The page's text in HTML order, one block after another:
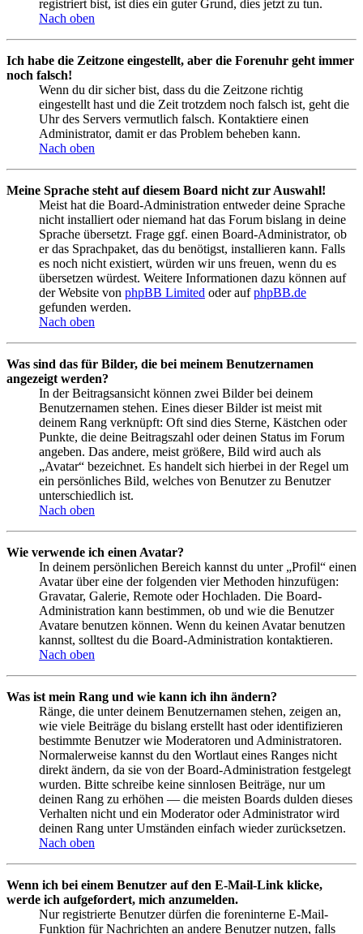
registriert bist, ist dies ein guter Grund, dies jetzt zu tun.
Nach oben
Ich habe die Zeitzone eingestellt, aber die Forenuhr geht immer
noch falsch!
Wenn du dir sicher bist, dass du die Zeitzone richtig
eingestellt hast und die Zeit trotzdem noch falsch ist, geht die
Uhr des Servers vermutlich falsch. Kontaktiere einen
Administrator, damit er das Problem beheben kann.
Nach oben
Meine Sprache steht auf diesem Board nicht zur Auswahl!
Meist hat die Board-Administration entweder deine Sprache
nicht installiert oder niemand hat das Forum bislang in deine
Sprache übersetzt. Frage ggf. einen Board-Administrator, ob
er das Sprachpaket, das du benötigst, installieren kann. Falls
es noch nicht existiert, würden wir uns freuen, wenn du es
übersetzen würdest. Weitere Informationen dazu können auf
der Website von phpBB Limited oder aufphpBB.de
gefunden werden.
Nach oben
Was sind das für Bilder, die bei meinem Benutzernamen
angezeigt werden?
In der Beitragsansicht können zwei Bilder bei deinem
Benutzernamen stehen. Eines dieser Bilder ist meist mit
deinem Rang verknüpft: Oft sind dies Sterne, Kästchen oder
Punkte, die deine Beitragszahl oder deinen Status im Forum
angeben. Das andere, meist größere, Bild wird auch als
„Avatar“ bezeichnet. Es handelt sich hierbei in der Regel um
ein persönliches Bild, welches von Benutzer zu Benutzer
unterschiedlich ist.
Nach oben
Wie verwende ich einen Avatar?
In deinem persönlichen Bereich kannst du unter „Profil“ einen
Avatar über eine der folgenden vier Methoden hinzufügen:
Gravatar, Galerie, Remote oder Hochladen. Die Board-
Administration kann bestimmen, ob und wie die Benutzer
Avatare benutzen können. Wenn du keinen Avatar benutzen
kannst, solltest du die Board-Administration kontaktieren.
Nach oben
Was ist mein Rang und wie kann ich ihn ändern?
Ränge, die unter deinem Benutzernamen stehen, zeigen an,
wie viele Beiträge du bislang erstellt hast oder identifizieren
bestimmte Benutzer wie Moderatoren und Administratoren.
Normalerweise kannst du den Wortlaut eines Ranges nicht
direkt ändern, da sie von der Board-Administration festgelegt
wurden. Bitte schreibe keine sinnlosen Beiträge, nur um
deinen Rang zu erhöhen — die meisten Boards dulden dieses
Verhalten nicht und ein Moderator oder Administrator wird
deinen Rang unter Umständen einfach wieder zurücksetzen.
Nach oben
Wenn ich bei einem Benutzer auf den E-Mail-Link klicke,
werde ich aufgefordert, mich anzumelden.
Nur registrierte Benutzer dürfen die foreninterne E-Mail-
Funktion für Nachrichten an andere Benutzer nutzen, falls